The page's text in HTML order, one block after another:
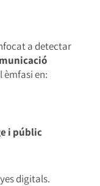
a detectar
èmfasi en:
i públic
digitals.